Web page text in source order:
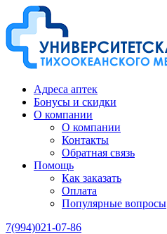
Адреса аптек
Бонусы и скидки
О компании
О компании
Контакты
Обратная связь
Помощь
Как заказать
Оплата
Популярные вопросы
7(994)021-07-86